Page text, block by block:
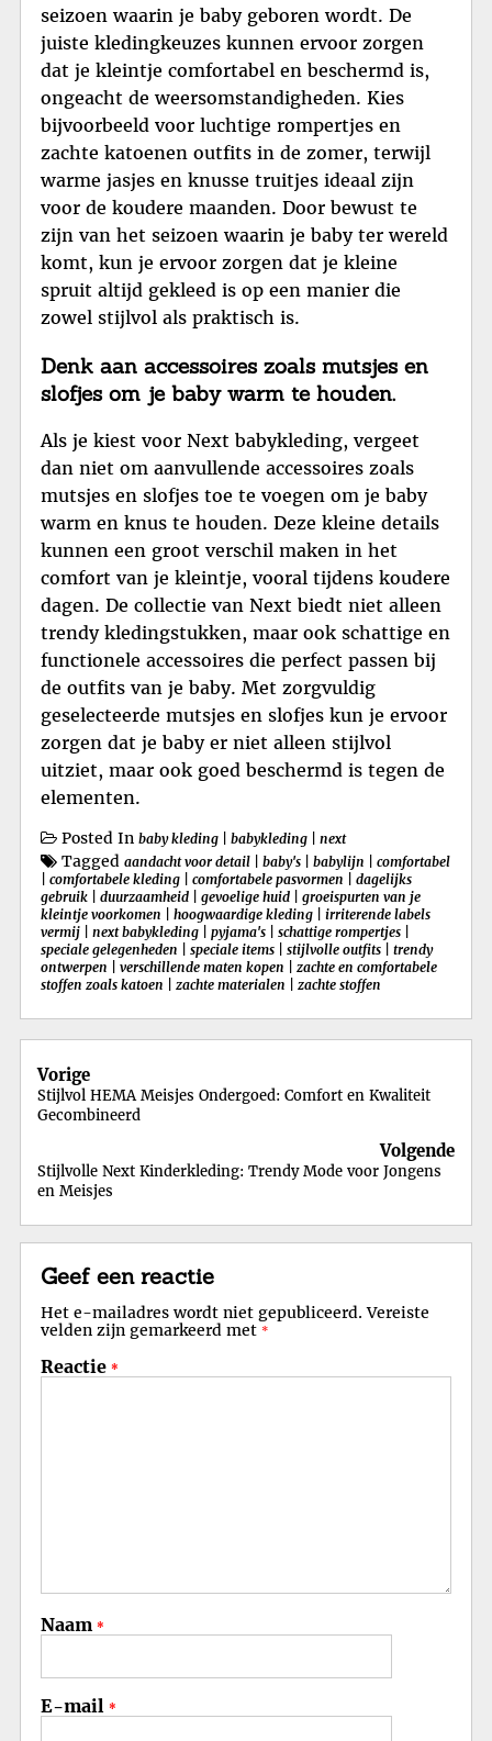
seizoen waarin je baby geboren wordt. De
juiste kledingkeuzes kunnen ervoor zorgen
dat je kleintje comfortabel en beschermd is,
ongeacht de weersomstandigheden. Kies
bijvoorbeeld voor luchtige rompertjes en
zachte katoenen outfits in de zomer, terwijl
warme jasjes en knusse truitjes ideaal zijn
voor de koudere maanden. Door bewust te
zijn van het seizoen waarin je baby ter wereld
komt, kun je ervoor zorgen dat je kleine
spruit altijd gekleed is op een manier die
zowel stijlvol als praktisch is.
Denk aan accessoires zoals mutsjes en
slofjes om je baby warm te houden.
Als je kiest voor Next babykleding, vergeet
dan niet om aanvullende accessoires zoals
mutsjes en slofjes toe te voegen om je baby
warm en knus te houden. Deze kleine details
kunnen een groot verschil maken in het
comfort van je kleintje, vooral tijdens koudere
dagen. De collectie van Next biedt niet alleen
trendy kledingstukken, maar ook schattige en
functionele accessoires die perfect passen bij
de outfits van je baby. Met zorgvuldig
geselecteerde mutsjes en slofjes kun je ervoor
zorgen dat je baby er niet alleen stijlvol
uitziet, maar ook goed beschermd is tegen de
elementen.
Posted In baby kleding babykleding next
Tagged aandacht voor detail baby's babylijn
comfortabel
comfortabele kleding comfortabele pasvormen
dagelijks
gebruik
duurzaamheid gevoelige huid
groeispurten van je
kleintje voorkomen
hoogwaardige kleding
irriterende labels
vermij
next babykleding pyjama's schattige rompertjes
speciale gelegenheden
speciale items stijlvolle outfits
trendy
ontwerpen
verschillende maten kopen
zachte en comfortabele
stoffen zoals katoen
zachte materialen zachte stoffen
Berichtnavigatie
Vorige
Stijlvol HEMA Meisjes Ondergoed: Comfort en Kwaliteit
Gecombineerd
Volgende
Stijlvolle Next Kinderkleding: Trendy Mode voor Jongens
en Meisjes
Geef een reactie
Het e-mailadres wordt niet gepubliceerd. Vereiste
velden zijn gemarkeerd met *
Reactie *
Naam *
E-mail *